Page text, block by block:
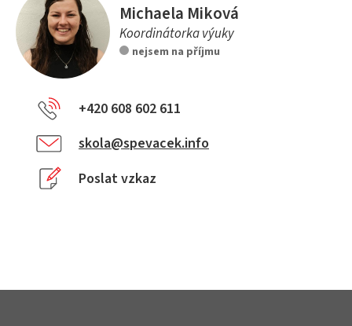
Michaela Miková
Koordinátorka výuky
nejsem na příjmu
+420 608 602 611
skola@spevacek.info
Poslat vzkaz